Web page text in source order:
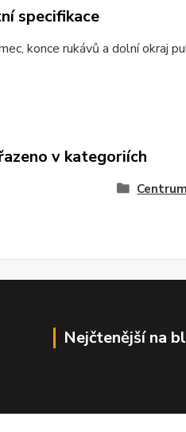
specifikace
konce rukávů a dolní okraj
v kategoriích
Centrum
Nejčtenější na